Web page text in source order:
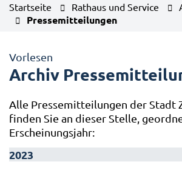
Startseite Rathaus und Service
Pressemitteilungen
Vorlesen
Archiv
Alle Pressemitteilungen der Stadt
finden Sie an dieser Stelle,
Erscheinungsjahr:
2023